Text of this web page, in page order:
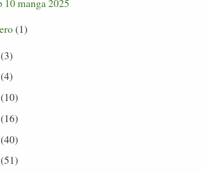
10 manga 2025
(1)
(3)
(4)
(10)
(16)
(40)
(51)